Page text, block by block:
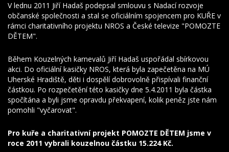
V lednu 2011 Jiří Hadaš podepsal smlouvu s Nadací rozvoje
občanské společnosti a stal se oficiálním spojencem pro KUŘE v
rámci charitativního projektu NROS a České televize "POMOZTE
DĚTEM".
Během Kouzelných karnevalů Jiří Hadaš uspořádal sbírkovou
akci. Do oficiální kasičky NROS, která byla zapečetěna na MÚ
Uherské Hradiště, děti i dospělí dobrovolně přispívali finanční
částkou. Po rozpečetění této kasičky dne 5.4.2011 byla částka
spočítána a byli jsme opravdu překvapení, kolik peněz jste nám
pomohli "vyčarovat".
Pro kuře a charitativní projekt POMOZTE DĚTEM jsme v
roce 2011 vybrali kouzelnou částku 15.224 Kč.